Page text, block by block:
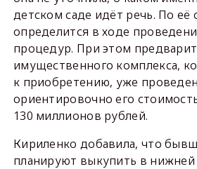
детском саде идёт речь. По её
определится в ходе
процедур. При этом
имущественного комплекса,
к приобретению, уже
ориентировочно его
130 миллионов рублей.
Кириленко добавила, что
планируют выкупить в нижней